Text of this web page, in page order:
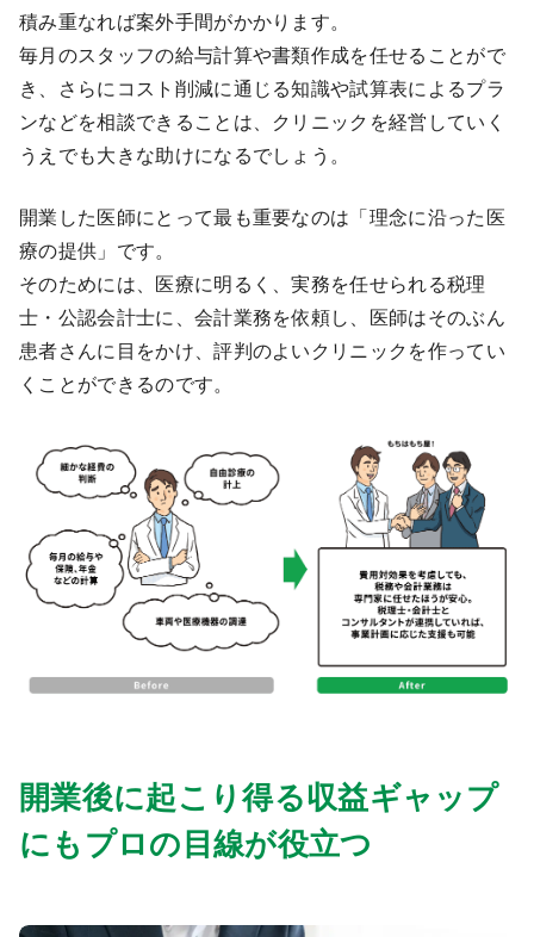
積み重なれば案外手間がかかります。
毎月のスタッフの給与計算や書類作成を任せることがで
き、さらにコスト削減に通じる知識や試算表によるプラ
ンなどを相談できることは、クリニックを経営していく
うえでも大きな助けになるでしょう。
開業した医師にとって最も重要なのは「理念に沿った医
療の提供」です。
そのためには、医療に明るく、実務を任せられる税理
士・公認会計士に、会計業務を依頼し、医師はそのぶん
患者さんに目をかけ、評判のよいクリニックを作ってい
くことができるのです。
開業後に起こり得る収益ギャップ
にもプロの目線が役立つ